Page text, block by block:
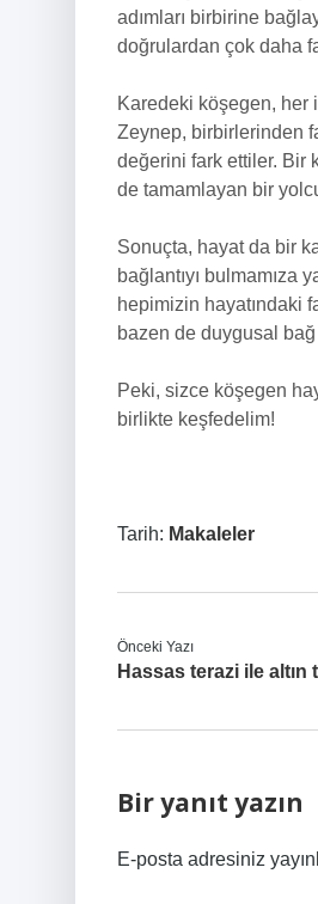
adımları birbirine
doğrulardan çok daha
Karedeki köşegen, her
Zeynep, birbirlerinden
değerini fark ettiler. Bir
de tamamlayan bir
Sonuçta, hayat da bir
bağlantıyı bulmamıza
hepimizin hayatındaki
bazen de duygusal bağ
Peki, sizce köşegen
birlikte keşfedelim!
Tarih: Makaleler
Önceki Yazı
Hassas terazi ile altın
Bir yanıt yazın
E-posta adresiniz